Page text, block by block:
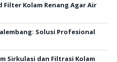
Kolam Renang Agar Air
Solusi Profesional
Sirkulasi dan Filtrasi Kolam